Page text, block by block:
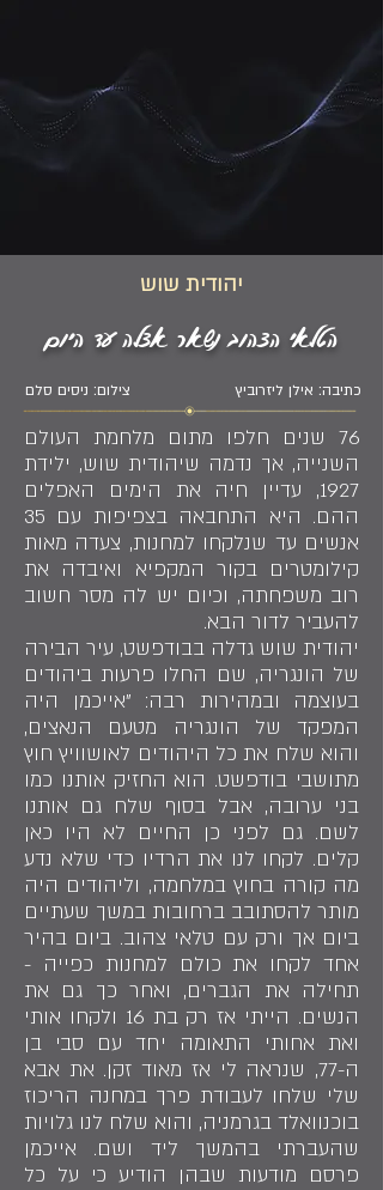
יהודית שוש
הטלאי הצהוב נשאר אצלה עד היום
צילום: ניסים סלם כתיבה: אילן ליזרוביץ
76 שנים חלפו מתום מלחמת העולם
השנייה, אך נדמה שיהודית שוש, ילידת
1927, עדיין חיה את הימים האפלים
ההם. היא התחבאה בצפיפות עם 35
אנשים עד שנלקחו למחנות, צעדה מאות
קילומטרים בקור המקפיא ואיבדה את
רוב משפחתה, וכיום יש לה מסר חשוב
להעביר לדור הבא.
יהודית שוש גדלה בבודפשט, עיר הבירה
של הונגריה, שם החלו פרעות ביהודים
בעוצמה ובמהירות רבה: "אייכמן היה
המפקד של הונגריה מטעם הנאצים,
והוא שלח את כל היהודים לאושוויץ חוץ
מתושבי בודפשט. הוא החזיק אותנו כמו
בני ערובה, אבל בסוף שלח גם אותנו
לשם. גם לפני כן החיים לא היו כאן
קלים. לקחו לנו את הרדיו כדי שלא נדע
מה קורה בחוץ במלחמה, וליהודים היה
מותר להסתובב ברחובות במשך שעתיים
ביום אך ורק עם טלאי צהוב. ביום בהיר
אחד לקחו את כולם למחנות כפייה -
תחילה את הגברים, ואחר כך גם את
הנשים. הייתי אז רק בת 16 ולקחו אותי
ואת אחותי התאומה יחד עם סבי בן
ה-77, שנראה לי אז מאוד זקן. את אבא
שלי שלחו לעבודת פרך במחנה הריכוז
בוכנוואלד בגרמניה, והוא שלח לנו גלויות
שהעברתי בהמשך ליד ושם. אייכמן
פרסם מודעות שבהן הודיע כי על כל